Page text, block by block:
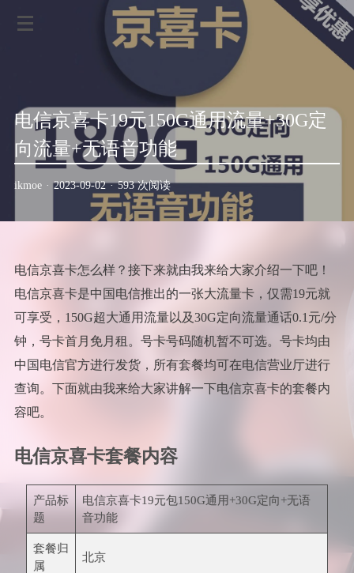
电信京喜卡19元150G通用流量+30G定
向流量+无语音功能
ikmoe · 2023-09-02 · 593 次阅读
电信京喜卡怎么样？接下来就由我来给大家介绍一下吧！
电信京喜卡是中国电信推出的一张大流量卡，仅需19元就
可享受，150G超大通用流量以及30G定向流量通话0.1元/分
钟，号卡首月免月租。号卡号码随机暂不可选。号卡均由
中国电信官方进行发货，所有套餐均可在电信营业厅进行
查询。下面就由我来给大家讲解一下电信京喜卡的套餐内
容吧。
电信京喜卡套餐内容
产品标
题
电信京喜卡19元包150G通用+30G定向+无语
音功能
套餐归
属
北京